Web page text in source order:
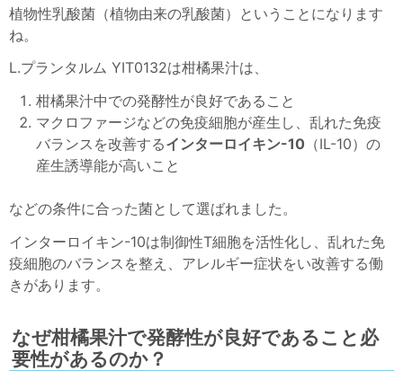
植物性乳酸菌（植物由来の乳酸菌）ということになります
ね。
L.プランタルム YIT0132は柑橘果汁は、
柑橘果汁中での発酵性が良好であること
マクロファージなどの免疫細胞が産生し、乱れた免疫
バランスを改善するインターロイキン-10 （IL-10）の
産生誘導能が高いこと
などの条件に合った菌として選ばれました。
インターロイキン-10は制御性T細胞を活性化し、乱れた免
疫細胞のバランスを整え、アレルギー症状をい改善する働
きがあります。
なぜ柑橘果汁で発酵性が良好であること必
要性があるのか？